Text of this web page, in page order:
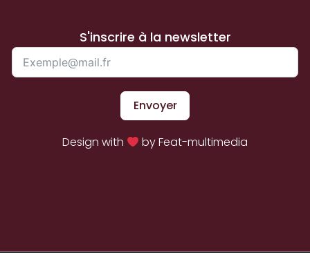
S'inscrire à la newsletter
Envoyer
Design with by Feat-multimedia